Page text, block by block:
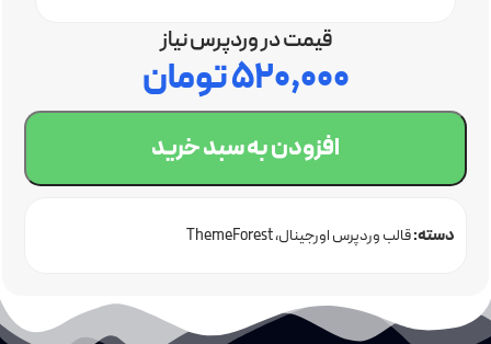
قیمت در وردپرس نیاز
۵۲۰,۰۰۰تومان
افزودن به سبد خرید
دسته:قالب وردپرس اورجینال ThemeForest